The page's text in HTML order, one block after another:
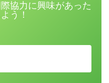
協力に興味があった
う！